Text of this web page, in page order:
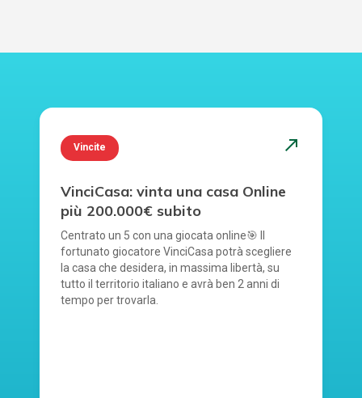
Vincite north_east
VinciCasa: vinta una casa Online
più 200.000€ subito
Centrato un 5 con una giocata online🎯 Il
fortunato giocatore VinciCasa potrà scegliere
la casa che desidera, in massima libertà, su
tutto il territorio italiano e avrà ben 2 anni di
tempo per trovarla.